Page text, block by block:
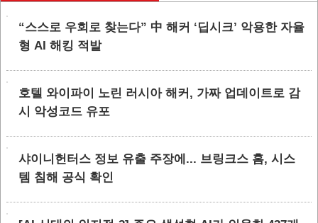
“스스로 우회로 찾는다” 中 해커 ‘딥시크’ 악용한 자율
형 AI 해킹 적발
호텔 와이파이 노린 러시아 해커, 가짜 업데이트로 감
시 악성코드 유포
샤이니헌터스 정보 유출 주장에... 브링크스 홈, 시스
템 침해 공식 확인